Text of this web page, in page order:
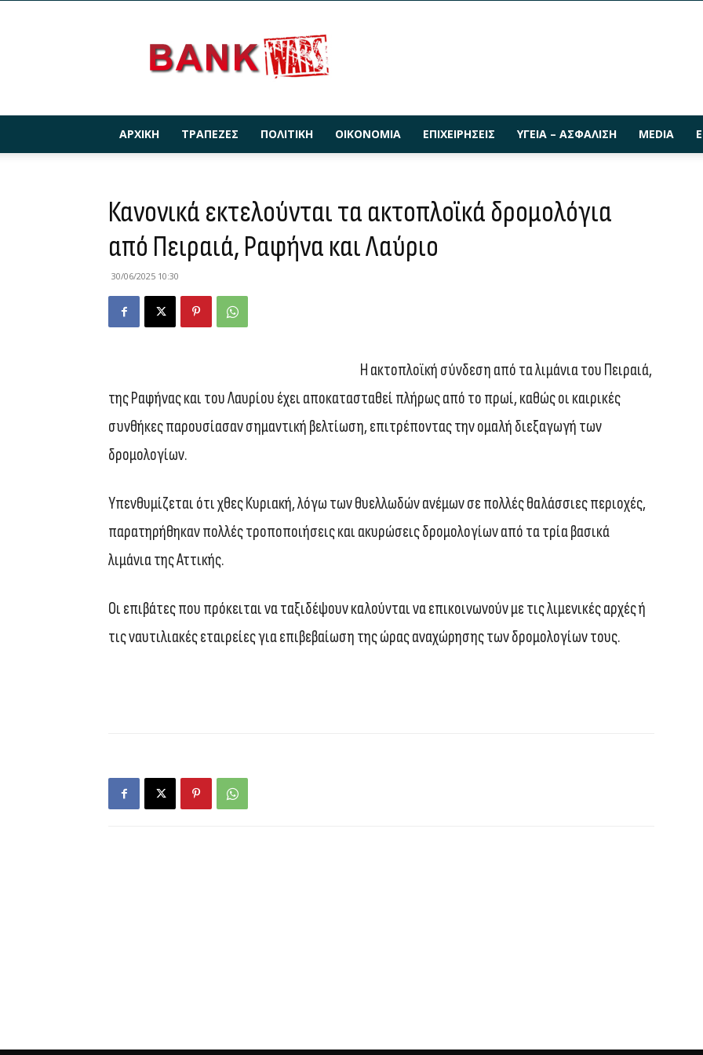
ΑΡΧΙΚΉ ΤΡΆΠΕΖΕΣ ΠΟΛΙΤΙΚΉ ΟΙΚΟΝΟΜΊΑ ΕΠΙΧΕΙΡΉΣΕΙΣ ΥΓΕΊΑ – ΑΣΦΆΛΙΣΗ MEDIA
Κανονικά εκτελούνται τα ακτοπλοϊκά δρομολόγια
από Πειραιά, Ραφήνα και Λαύριο
30/06/2025 10:30
Η ακτοπλοϊκή σύνδεση από τα λιμάνια του Πειραιά,
της Ραφήνας και του Λαυρίου έχει αποκατασταθεί πλήρως από το πρωί, καθώς οι καιρικές
συνθήκες παρουσίασαν σημαντική βελτίωση, επιτρέποντας την ομαλή διεξαγωγή των
δρομολογίων.
Υπενθυμίζεται ότι χθες Κυριακή, λόγω των θυελλωδών ανέμων σε πολλές θαλάσσιες περιοχές,
παρατηρήθηκαν πολλές τροποποιήσεις και ακυρώσεις δρομολογίων από τα τρία βασικά
λιμάνια της Αττικής.
Οι επιβάτες που πρόκειται να ταξιδέψουν καλούνται να επικοινωνούν με τις λιμενικές αρχές ή
τις ναυτιλιακές εταιρείες για επιβεβαίωση της ώρας αναχώρησης των δρομολογίων τους.